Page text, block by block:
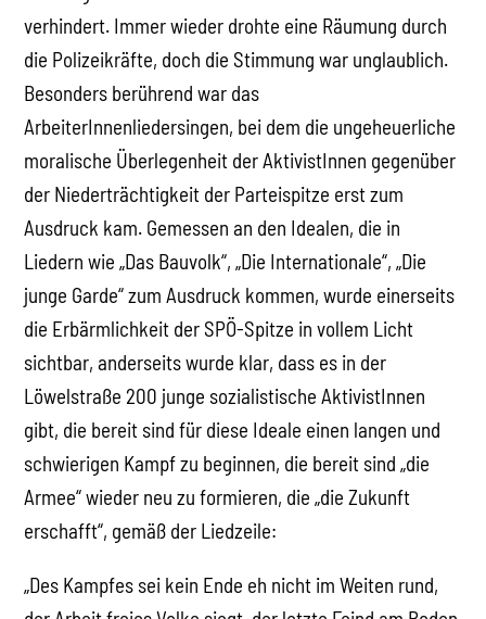
verhindert. Immer wieder drohte eine Räumung durch
die Polizeikräfte, doch die Stimmung war unglaublich.
Besonders berührend war das
ArbeiterInnenliedersingen, bei dem die ungeheuerliche
moralische Überlegenheit der AktivistInnen gegenüber
der Niederträchtigkeit der Parteispitze erst zum
Ausdruck kam. Gemessen an den Idealen, die in
Liedern wie „Das Bauvolk“, „Die Internationale“, „Die
junge Garde“ zum Ausdruck kommen, wurde einerseits
die Erbärmlichkeit der SPÖ-Spitze in vollem Licht
sichtbar, anderseits wurde klar, dass es in der
Löwelstraße 200 junge sozialistische AktivistInnen
gibt, die bereit sind für diese Ideale einen langen und
schwierigen Kampf zu beginnen, die bereit sind „die
Armee“ wieder neu zu formieren, die „die Zukunft
erschafft“, gemäß der Liedzeile:
„Des Kampfes sei kein Ende eh nicht im Weiten rund,